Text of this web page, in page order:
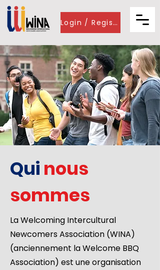
Login / Register
Qui nous
sommes
La Welcoming Intercultural
Newcomers Association (WINA)
(anciennement la Welcome BBQ
Association) est une organisation